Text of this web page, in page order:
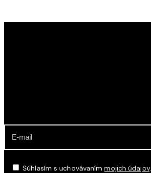
Súhlasím s uchovávanímmojich údajov.